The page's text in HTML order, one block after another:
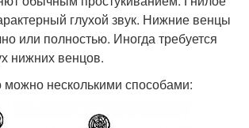
глухой звук. Нижние венцы
или полностью. Иногда требуется
нижних венцов.
можно несколькими способами: